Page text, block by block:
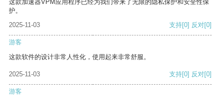
这款加速器VPM应用程序已经为我们带来了无限的隐私保护和安全性保
护。
2025-11-03
支持[0] 反对[0]
游客
这款软件的设计非常人性化，使用起来非常舒服。
2025-11-03 支持[0] 反对[0]
游客